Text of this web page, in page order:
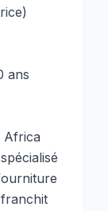
ans
Africa